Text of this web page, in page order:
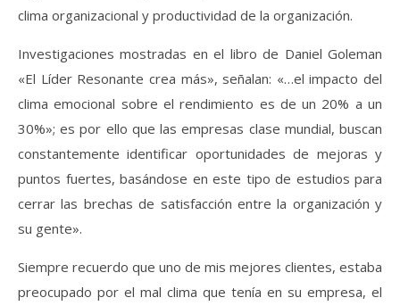
clima organizacional y productividad de la organización.
Investigaciones mostradas en el libro de Daniel Goleman
«El Líder Resonante crea más», señalan: «…el impacto del
clima emocional sobre el rendimiento es de un 20% a un
30%»; es por ello que las empresas clase mundial, buscan
constantemente identificar oportunidades de mejoras y
puntos fuertes, basándose en este tipo de estudios para
cerrar las brechas de satisfacción entre la organización y
su gente».
Siempre recuerdo que uno de mis mejores clientes, estaba
preocupado por el mal clima que tenía en su empresa, el